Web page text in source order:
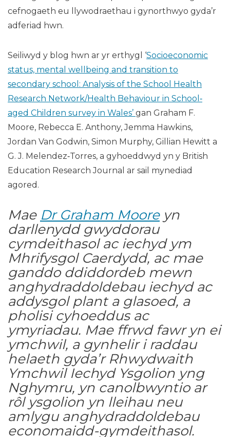
cefnogaeth eu llywodraethau i gynorthwyo gyda’r
adferiad hwn.
Seiliwyd y blog hwn ar yr erthygl ‘Socioeconomic
status, mental wellbeing and transition to
secondary school: Analysis of the School Health
Research Network/Health Behaviour in School‐
aged Children survey in Wales’ gan Graham F.
Moore, Rebecca E. Anthony, Jemma Hawkins,
Jordan Van Godwin, Simon Murphy, Gillian Hewitt a
G. J. Melendez‐Torres, a gyhoeddwyd yn y British
Education Research Journal ar sail mynediad
agored.
Mae Dr Graham Mooreyn
darllenydd gwyddorau
cymdeithasol ac iechyd ym
Mhrifysgol Caerdydd, ac mae
ganddo ddiddordeb mewn
anghydraddoldebau iechyd ac
addysgol plant a glasoed, a
pholisi cyhoeddus ac
ymyriadau. Mae ffrwd fawr yn ei
ymchwil, a gynhelir i raddau
helaeth gyda’r Rhwydwaith
Ymchwil Iechyd Ysgolion yng
Nghymru, yn canolbwyntio ar
rôl ysgolion yn lleihau neu
amlygu anghydraddoldebau
economaidd-gymdeithasol.